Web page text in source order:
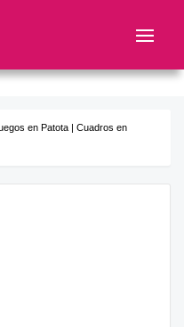
en Patota | Cuadros en